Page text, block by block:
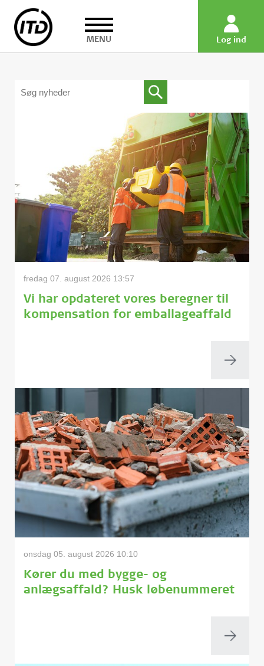
MENU Log ind
fredag 07. august 2026 13:57
Vi har opdateret vores beregner til
kompensation for emballageaffald
onsdag 05. august 2026 10:10
Kører du med bygge- og
anlægsaffald? Husk løbenummeret